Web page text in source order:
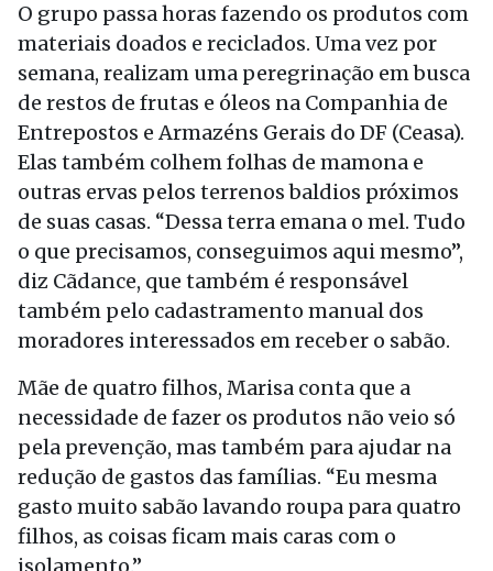
O grupo passa horas fazendo os produtos com
materiais doados e reciclados. Uma vez por
semana, realizam uma peregrinação em busca
de restos de frutas e óleos na Companhia de
Entrepostos e Armazéns Gerais do DF (Ceasa).
Elas também colhem folhas de mamona e
outras ervas pelos terrenos baldios próximos
de suas casas. “Dessa terra emana o mel. Tudo
o que precisamos, conseguimos aqui mesmo”,
diz Cãdance, que também é responsável
também pelo cadastramento manual dos
moradores interessados em receber o sabão.
Mãe de quatro filhos, Marisa conta que a
necessidade de fazer os produtos não veio só
pela prevenção, mas também para ajudar na
redução de gastos das famílias. “Eu mesma
gasto muito sabão lavando roupa para quatro
filhos, as coisas ficam mais caras com o